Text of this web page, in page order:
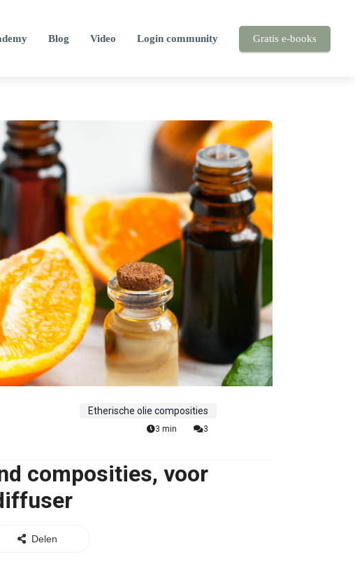
Blog Video Login community Gratis e-books
Etherische olie composities
3 min 3
composities, voor
Delen